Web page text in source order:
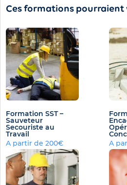
Ces formations pourraient
Formation SST –
Sauveteur
Secouriste au
Travail
A partir de 200€
A